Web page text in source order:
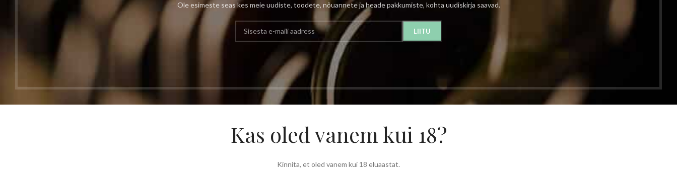
Ole esimeste seas kes meie uudiste, toodete, nõuannete ja heade pakkumiste, kohta uudiskirja saavad.
Kas oled vanem kui 18?
Kinnita, et oled vanem kui 18 eluaastat.